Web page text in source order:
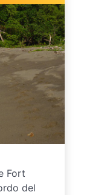
Fort
del